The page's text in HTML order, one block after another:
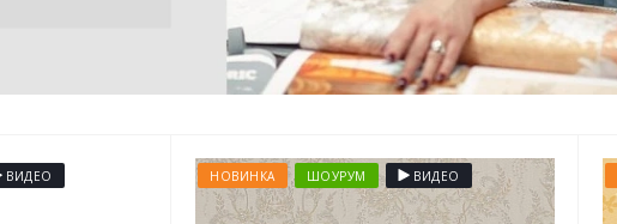
ВИДЕО НОВИНКА ШОУРУМ ВИДЕО